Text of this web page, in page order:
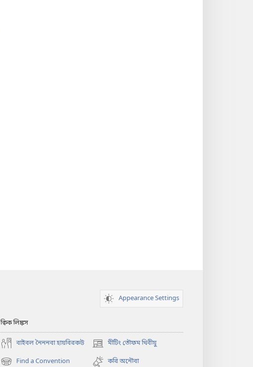
Appearance Settings
ক্বিক লিঙ্কস
বাইবল নৈননবা হায়বিরকউ মীটিং তৌফম থিবীয়ু
(opens
new
Find a Convention করি অনৌবা